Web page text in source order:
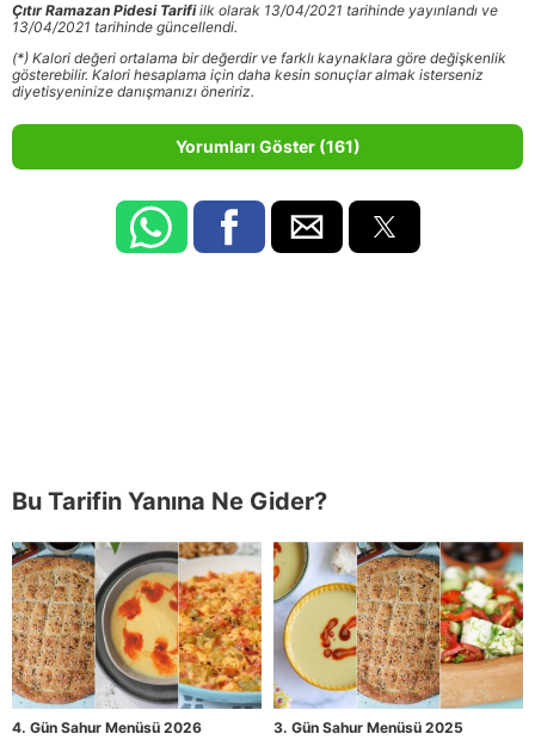
Çıtır Ramazan Pidesi Tarifiilk olarak 13/04/2021 tarihinde yayınlandı ve
13/04/2021 tarihinde güncellendi.
(*) Kalori değeri ortalama bir değerdir ve farklı kaynaklara göre değişkenlik
gösterebilir. Kalori hesaplama için daha kesin sonuçlar almak isterseniz
diyetisyeninize danışmanızı öneririz.
Yorumları Göster (161)
Bu Tarifin Yanına Ne Gider?
4. Gün Sahur Menüsü 2026 3. Gün Sahur Menüsü 2025